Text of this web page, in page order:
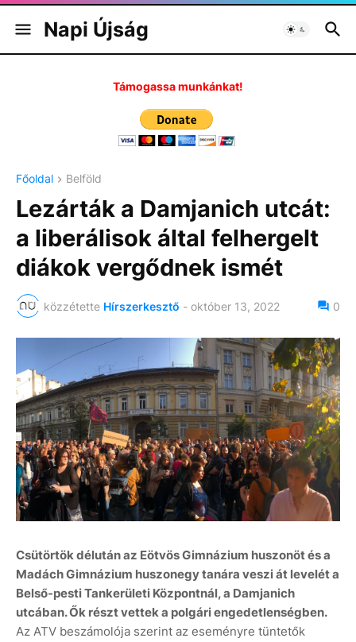
Napi Újság
Támogassa munkánkat!
Főoldal Belföld
Lezárták a Damjanich utcát:
a liberálisok által felhergelt
diákok vergődnek ismét
közzétette Hírszerkesztő - október 13, 2022 0
Csütörtök délután az Eötvös Gimnázium huszonöt és a
Madách Gimnázium huszonegy tanára veszi át levelét a
Belső-pesti Tankerületi Központnál, a Damjanich
utcában. Ők részt vettek a polgári engedetlenségben.
Az ATV beszámolója szerint az eseményre tüntetők